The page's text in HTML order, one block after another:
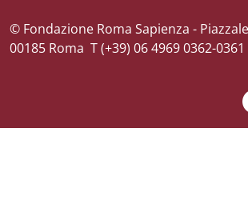
Credits
© Fondazione Roma Sapienza -
00185 Roma T (+39) 06 4969 0362-0361